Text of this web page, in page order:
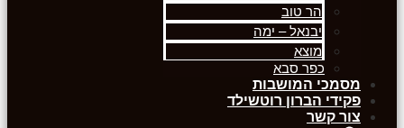
הר טוב
יבנאל – ימה
מוצא
כפר סבא
מסמכי המושבות
פקידי הברון רוטשילד
צור קשר